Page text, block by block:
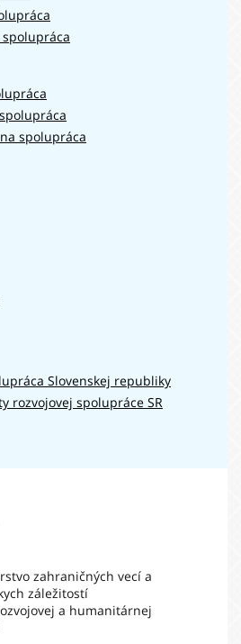
spolupráca
Slovenskej republiky
rozvojovej spolupráce SR
zahraničných vecí a
záležitostí
a humanitárnej